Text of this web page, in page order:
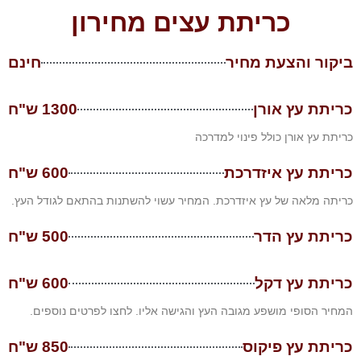
כריתת עצים מחירון
ביקור והצעת מחיר חינם
כריתת עץ אורן 1300 ש"ח
כריתת עץ אורן כולל פינוי למדרכה
כריתת עץ איזדרכת 600 ש"ח
כריתה מלאה של עץ איזדרכת. המחיר עשוי להשתנות בהתאם לגודל העץ.
כריתת עץ הדר 500 ש"ח
כריתת עץ דקל 600 ש"ח
המחיר הסופי מושפע מגובה העץ והגישה אליו. לחצו לפרטים נוספים.
כריתת עץ פיקוס 850 ש"ח